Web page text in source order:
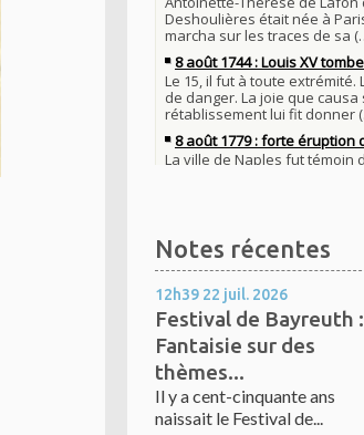
Notes récentes
12h39 22 juil. 2026
Festival de Bayreuth :
Fantaisie sur des
thèmes...
Il y a cent-cinquante ans
naissait le Festival de...